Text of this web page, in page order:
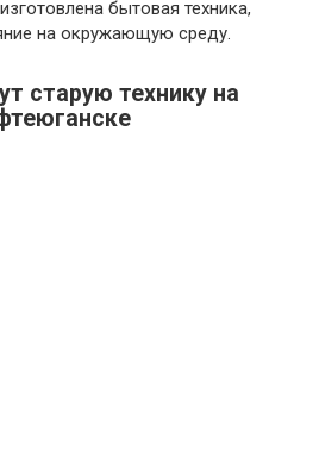
бытовая техника,
на окружающую среду.
старую технику на